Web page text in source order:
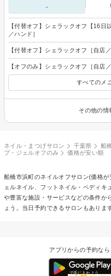
-
【付替オフ】シェラックオフ【16日
／ハンド］
【付替オフ】シェラックオフ［自店
【オフのみ】シェラックオフ［自店／
すべてのメ
その他の情
ネイル・まつげサロン 千葉県 船
プ・ジェルオフのみ
価格が安い順
船橋市浜町のネイルオフサロン(価格が
ェルネイル、フットネイル・ペディキ
や豊富な施設・サービスなどの条件か
ょう。当日予約できるサロンもありま
アプリからの予約な